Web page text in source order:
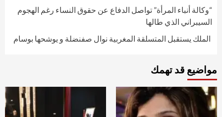
“وكالة أنباء المرأة” تواصل الدفاع عن حقوق النساء رغم الهجوم
السيبراني الذي طالها
الملك يستقبل المتسلقة المغربية نوال صفنضلة و يوشحها بوسام
مواضيع قد تهمك